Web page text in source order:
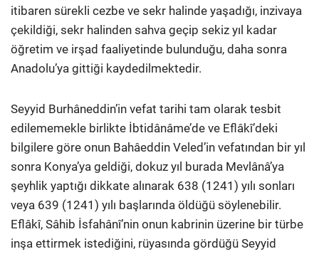
itibaren sürekli cezbe ve sekr halinde yaşadığı, inzivaya
çekildiği, sekr halinden sahva geçip sekiz yıl kadar
öğretim ve irşad faaliyetinde bulunduğu, daha sonra
Anadolu’ya gittiği kaydedilmektedir.
Seyyid Burhâneddin’in vefat tarihi tam olarak tesbit
edilememekle birlikte İbtidânâme’de ve Eflâkî’deki
bilgilere göre onun Bahâeddin Veled’in vefatından bir yıl
sonra Konya’ya geldiği, dokuz yıl burada Mevlânâ’ya
şeyhlik yaptığı dikkate alınarak 638 (1241) yılı sonları
veya 639 (1241) yılı başlarında öldüğü söylenebilir.
Eflâkî, Sâhib İsfahânî’nin onun kabrinin üzerine bir türbe
inşa ettirmek istediğini, rüyasında gördüğü Seyyid